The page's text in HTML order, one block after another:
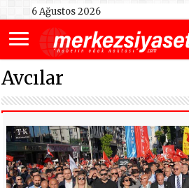
6 Ağustos 2026
Avcılar